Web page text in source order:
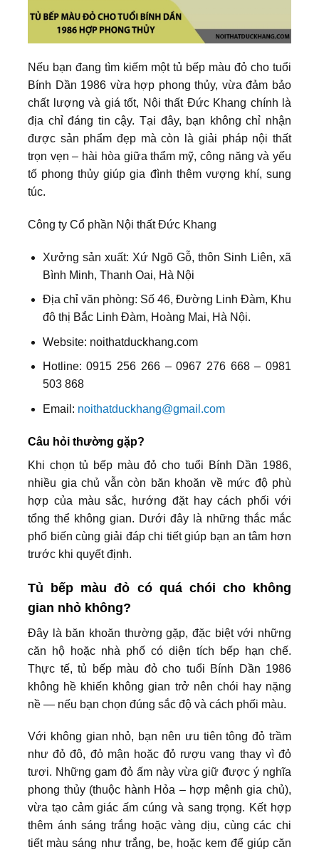
Nếu bạn đang tìm kiếm một tủ bếp màu đỏ cho tuổi
Bính Dần 1986 vừa hợp phong thủy, vừa đảm bảo
chất lượng và giá tốt, Nội thất Đức Khang chính là
địa chỉ đáng tin cậy. Tại đây, bạn không chỉ nhận
được sản phẩm đẹp mà còn là giải pháp nội thất
trọn vẹn – hài hòa giữa thẩm mỹ, công năng và yếu
tố phong thủy giúp gia đình thêm vượng khí, sung
túc.
Công ty Cổ phần Nội thất Đức Khang
Xưởng sản xuất: Xứ Ngõ Gỗ, thôn Sinh Liên, xã
Bình Minh, Thanh Oai, Hà Nội
Địa chỉ văn phòng: Số 46, Đường Linh Đàm, Khu
đô thị Bắc Linh Đàm, Hoàng Mai, Hà Nội.
Website: noithatduckhang.com
Hotline: 0915 256 266 – 0967 276 668 – 0981
503 868
Email: noithatduckhang@gmail.com
Câu hỏi thường gặp?
Khi chọn tủ bếp màu đỏ cho tuổi Bính Dần 1986,
nhiều gia chủ vẫn còn băn khoăn về mức độ phù
hợp của màu sắc, hướng đặt hay cách phối với
tổng thể không gian. Dưới đây là những thắc mắc
phổ biến cùng giải đáp chi tiết giúp bạn an tâm hơn
trước khi quyết định.
Tủ bếp màu đỏ có quá chói cho không
gian nhỏ không?
Đây là băn khoăn thường gặp, đặc biệt với những
căn hộ hoặc nhà phố có diện tích bếp hạn chế.
Thực tế, tủ bếp màu đỏ cho tuổi Bính Dần 1986
không hề khiến không gian trở nên chói hay nặng
nề — nếu bạn chọn đúng sắc độ và cách phối màu.
Với không gian nhỏ, bạn nên ưu tiên tông đỏ trầm
như đỏ đô, đỏ mận hoặc đỏ rượu vang thay vì đỏ
tươi. Những gam đỏ ấm này vừa giữ được ý nghĩa
phong thủy (thuộc hành Hỏa – hợp mệnh gia chủ),
vừa tạo cảm giác ấm cúng và sang trọng. Kết hợp
thêm ánh sáng trắng hoặc vàng dịu, cùng các chi
tiết màu sáng như trắng, be, hoặc kem để giúp căn